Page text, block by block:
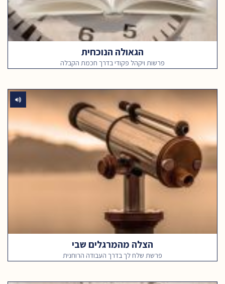
הגאולה הנוכחית
פרשות ויקהל פקודי בדרך חכמת הקבלה
הצלה מהמרגלים שבי
פרשת שלח לך בדרך העבודה הרוחנית